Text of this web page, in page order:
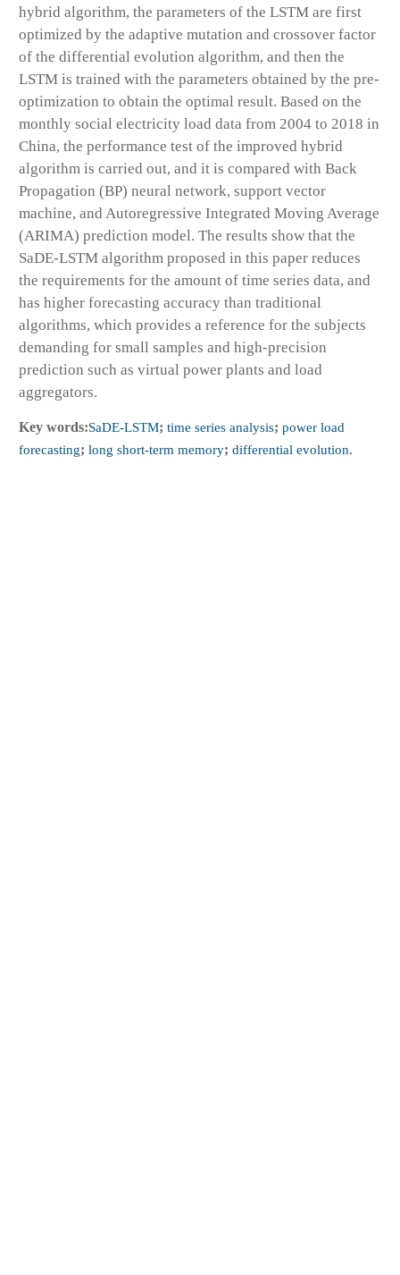
hybrid algorithm, the parameters of the LSTM are first
optimized by the adaptive mutation and crossover factor
of the differential evolution algorithm, and then the
LSTM is trained with the parameters obtained by the pre-
optimization to obtain the optimal result. Based on the
monthly social electricity load data from 2004 to 2018 in
China, the performance test of the improved hybrid
algorithm is carried out, and it is compared with Back
Propagation (BP) neural network, support vector
machine, and Autoregressive Integrated Moving Average
(ARIMA) prediction model. The results show that the
SaDE-LSTM algorithm proposed in this paper reduces
the requirements for the amount of time series data, and
has higher forecasting accuracy than traditional
algorithms, which provides a reference for the subjects
demanding for small samples and high-precision
prediction such as virtual power plants and load
aggregators.
Key words:SaDE-LSTM; time series analysis; power load
forecasting; long short-term memory; differential evolution.